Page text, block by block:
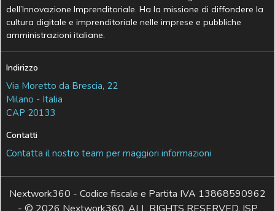
dell’Innovazione Imprenditoriale. Ha la missione di diffondere la
cultura digitale e imprenditoriale nelle imprese e pubbliche
amministrazioni italiane.
Indirizzo
Via Moretto da Brescia, 22
Milano - Italia
CAP 20133
Contatti
Contatta il nostro team per maggiori informazioni
Nextwork360 - Codice fiscale e Partita IVA 13868590962